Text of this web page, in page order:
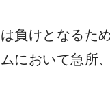
負けとなるた
において急所